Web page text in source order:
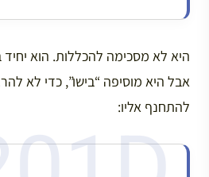
היא לא מסכימה להכללות. הוא יחיד
אבל היא מוסיפה “בישו”, כדי לא
להתחנף אליו: